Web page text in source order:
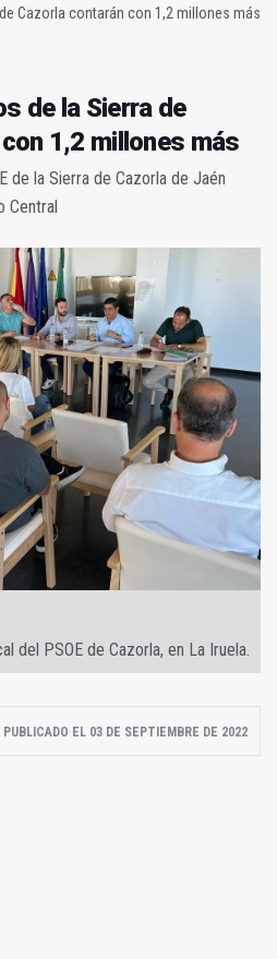
Cazorla contarán con 1,2 millones más
de la Sierra de
1,2 millones más
de la Sierra de Cazorla de Jaén
Central
del PSOE de Cazorla, en La Iruela.
PUBLICADO EL 03 DE SEPTIEMBRE DE 2022